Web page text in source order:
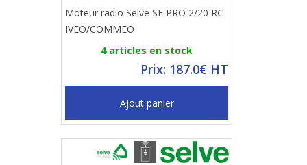
Moteur radio Selve SE PRO 2/20 RC
IVEO/COMMEO
4 articles en stock
Prix: 187.0€ HT
Ajout panier